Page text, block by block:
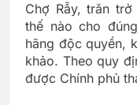
Chợ Rẫy, trăn
thế nào cho
hãng độc quyền,
khảo. Theo quy
được Chính phủ